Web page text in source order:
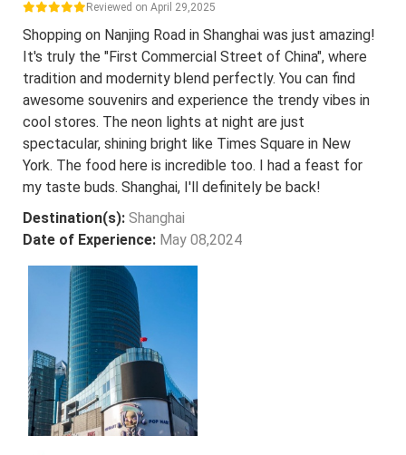
Reviewed on April 29,2025
Shopping on Nanjing Road in Shanghai was just amazing!
It's truly the "First Commercial Street of China", where
tradition and modernity blend perfectly. You can find
awesome souvenirs and experience the trendy vibes in
cool stores. The neon lights at night are just
spectacular, shining bright like Times Square in New
York. The food here is incredible too. I had a feast for
my taste buds. Shanghai, I'll definitely be back!
Destination(s): Shanghai
Date of Experience: May 08,2024